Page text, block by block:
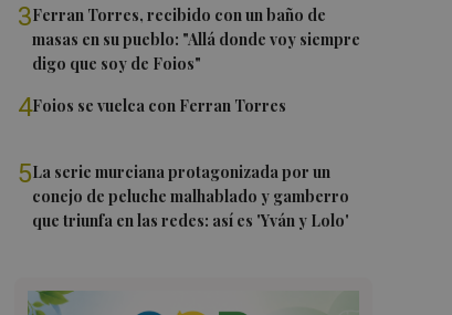
3Ferran Torres, recibido con un baño de
masas en su pueblo: "Allá donde voy siempre
digo que soy de Foios"
4Foios se vuelca con Ferran Torres
5La serie murciana protagonizada por un
conejo de peluche malhablado y gamberro
que triunfa en las redes: así es 'Yván y Lolo'